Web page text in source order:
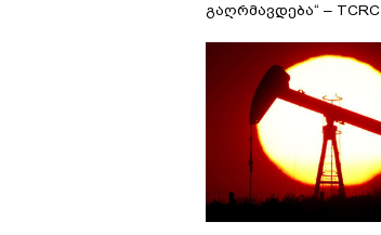
გაღრმავდება“ – TCRC